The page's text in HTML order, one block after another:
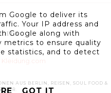
Kleidung.com
AUS BERLIN, REISEN, SOUL FOOD &
Google to deliver its
Your IP address and
Google along with
metrics to ensure quality
statistics, and to detect
GOT IT